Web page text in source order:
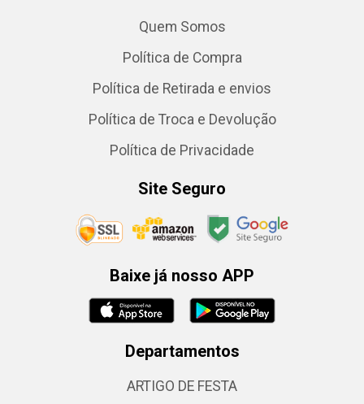
Quem Somos
Política de Compra
Política de Retirada e envios
Política de Troca e Devolução
Política de Privacidade
Site Seguro
Baixe já nosso APP
Departamentos
ARTIGO DE FESTA